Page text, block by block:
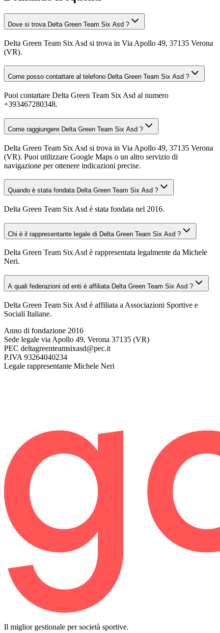
Dove si trova Delta Green Team Six Asd ?
Delta Green Team Six Asd si trova in Via Apollo 49, 37135 Verona
(VR).
Come posso contattare al telefono Delta Green Team Six Asd ?
Puoi contattare Delta Green Team Six Asd al numero
+393467280348.
Come raggiungere Delta Green Team Six Asd ?
Delta Green Team Six Asd si trova in Via Apollo 49, 37135 Verona
(VR). Puoi utilizzare Google Maps o un altro servizio di
navigazione per ottenere indicazioni precise.
Quando è stata fondata Delta Green Team Six Asd ?
Delta Green Team Six Asd è stata fondata nel 2016.
Chi è il rappresentante legale di Delta Green Team Six Asd ?
Delta Green Team Six Asd è rappresentata legalmente da Michele
Neri.
A quali federazioni od enti è affiliata Delta Green Team Six Asd ?
Delta Green Team Six Asd è affiliata a Associazioni Sportive e
Sociali Italiane.
Anno di fondazione 2016
Sede legale via Apollo 49, Verona 37135 (VR)
PEC deltagreenteamsixasd@pec.it
P.IVA 93264040234
Legale rappresentante Michele Neri
Il miglior gestionale per società sportive.